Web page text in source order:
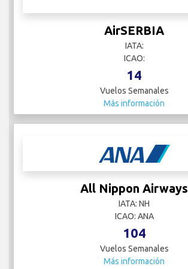
AirSERBIA
IATA:
ICAO:
14
Vuelos Semanales
Más información
All Nippon Airways
IATA: NH
ICAO: ANA
104
Vuelos Semanales
Más información